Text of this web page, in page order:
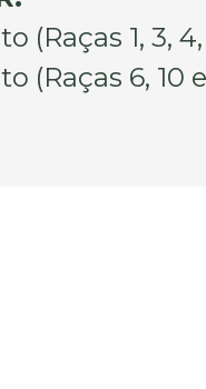
(Raças 1, 3, 4,
(Raças 6, 10 e